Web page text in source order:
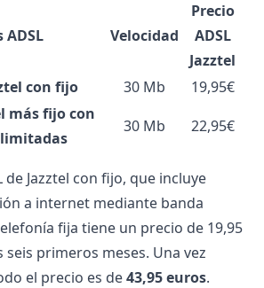
ADSL Velocidad
Precio
ADSL
Jazztel
con fijo
30 Mb
19,95€
más fijo con
30 Mb 22,95€
de Jazztel con fijo, que incluye
a internet mediante banda
fija tiene un precio de 19,95
primeros meses. Una vez
el precio es de43,95 euros.